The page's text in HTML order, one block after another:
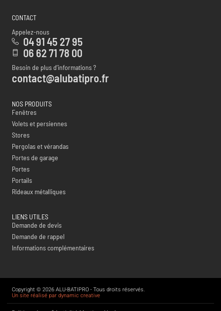
CONTACT
Appelez-nous
04 91 45 27 95
06 62 71 78 00
Besoin de plus d’informations ?
contact@alubatipro.fr
NOS PRODUITS
Fenêtres
Volets et persiennes
Stores
Pergolas et vérandas
Portes de garage
Portes
Portails
Rideaux métalliques
LIENS UTILES
Demande de devis
Demande de rappel
Informations complémentaires
Copyright © 2026 ALU-BATIPRO - Tous droits réservés.
Un site réalisé par dynamic creative